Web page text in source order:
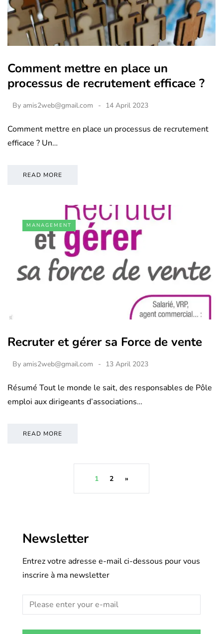
Comment mettre en place un
processus de recrutement efficace ?
By amis2web@gmail.com 14 April 2023
Comment mettre en place un processus de recrutement
efficace ? Un…
READ MORE
MANAGEMENT
Recruter et gérer sa Force de vente
By amis2web@gmail.com 13 April 2023
Résumé Tout le monde le sait, des responsables de Pôle
emploi aux dirigeants d’associations…
READ MORE
1 2 »
Newsletter
Entrez votre adresse e-mail ci-dessous pour vous
inscrire à ma newsletter